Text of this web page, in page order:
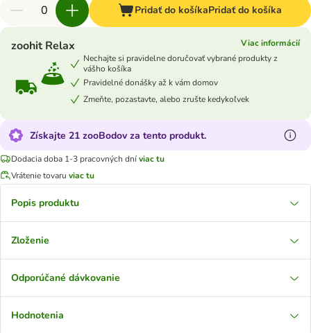
Pridať do košíkaPridať do košíka
zoohit Relax
Viac informácií
Nechajte si pravidelne doručovať vybrané produkty z
vášho košíka
Pravidelné donášky až k vám domov
Zmeňte, pozastavte, alebo zrušte kedykoľvek
Získajte 21 zooBodov za tento produkt.
Dodacia doba 1-3 pracovných dníviac tu
Vrátenie tovaru viac tu
Popis produktu
Zloženie
Odporúčané dávkovanie
Hodnotenia